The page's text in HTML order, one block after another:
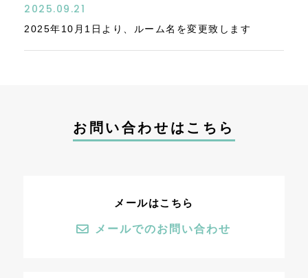
2025.09.21
2025年10月1日より、ルーム名を変更致します
お問い合わせはこちら
メールはこちら
メールでのお問い合わせ